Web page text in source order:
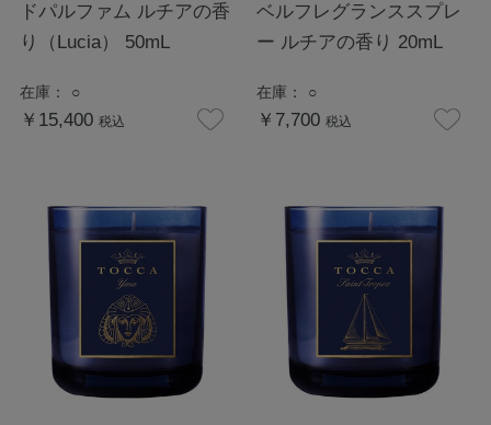
ドパルファム ルチアの香
り（Lucia） 50mL
在庫： ○
￥15,400 税込
ベルフレグランススプレ
ー ルチアの香り 20mL
在庫： ○
￥7,700 税込